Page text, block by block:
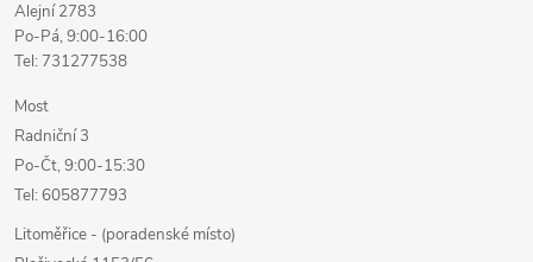
Alejní 2783
Po-Pá, 9:00-16:00
Tel: 731277538
Most
Radniční 3
Po-Čt, 9:00-15:30
Tel: 605877793
Litoměřice - (poradenské místo)